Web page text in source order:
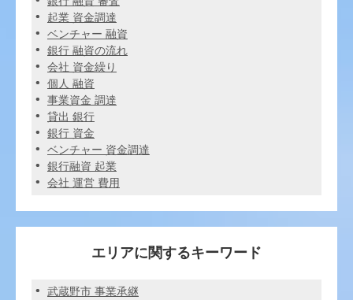
起業 資金調達
ベンチャー 融資
銀行 融資の流れ
会社 資金繰り
個人 融資
事業資金 調達
貸出 銀行
銀行 資金
ベンチャー 資金調達
銀行融資 起業
会社 運営 費用
エリアに関するキーワード
武蔵野市 事業承継